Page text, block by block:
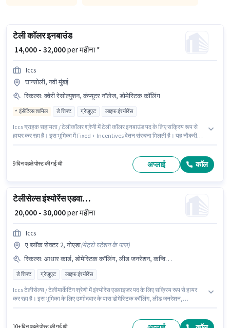
टेली कॉलर इनबाउंड
₹ 14,000 - 32,000per महीना *
Iccs
घान्सोली, नवी मुंबई
स्किल्स: क्वेरी रेसोल्युशन, कंप्यूटर नॉलेज, डोमेस्टिक कॉलिंग
इंसेंटिव्स शामिल डे शिफ्ट ग्रेजुएट लाइफ इंश्योरेंस
Iccs ग्राहक सहायता / टेलीकॉलर श्रेणी में टेली कॉलर इनबाउंड पद के लिए सक्रिय रूप से
हायर कर रहा है। इस भूमिका में Fixed + Incentives वेतन संरचना मिलती है। यह नौकरी
उम्मीदवार के पास कंप्यूटर नॉलेज, डोमेस्टिक कॉलिंग, क्वेरी रेसोल्युशन होना अनिवार्य है।
9 दिन पहले पोस्ट की गई थी अप्लाई कॉल
टेलीसेल्स इंश्योरेंस एडवाइजर
₹ 20,000 - 30,000per महीना
Iccs
ए ब्लॉक सेक्टर 2, नोएडा(मेट्रो स्टेशन के पास)
स्किल्स: आधार कार्ड, डोमेस्टिक कॉलिंग, लीड जनरेशन, कन्विन्सिंग स्किल्स
डे शिफ्ट ग्रेजुएट लाइफ इंश्योरेंस
Iccs टेलीसेल्स / टेलीमार्केटिंग श्रेणी में इंश्योरेंस एडवाइजर पद के लिए सक्रिय रूप से हायर
कर रहा है। इस भूमिका के लिए उम्मीदवार के पास डोमेस्टिक कॉलिंग, लीड जनरेशन,
यह नौकरी ए ब्लॉक सेक्टर 2, नोएडा में स्थित है। इस पद के लिए आवश्यक दस्तावेज़ जैसे आधार